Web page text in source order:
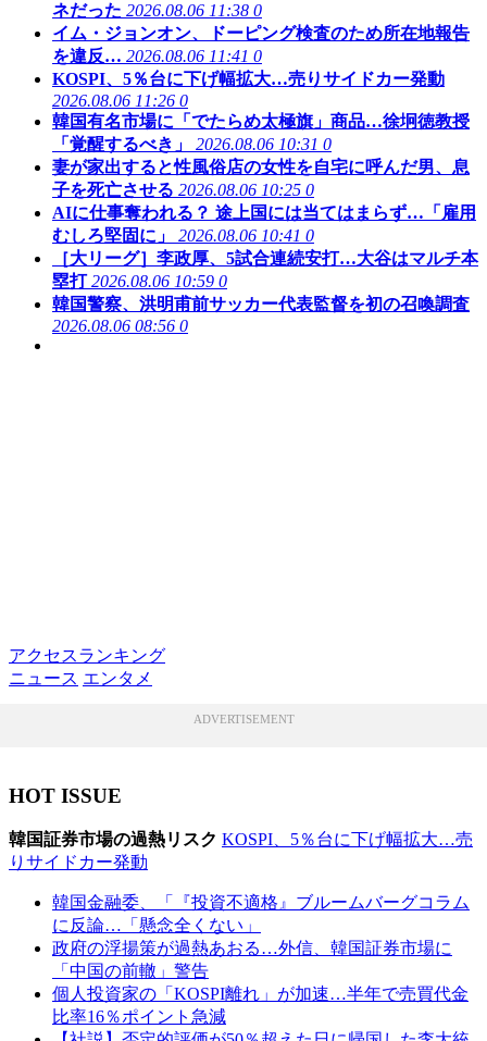
ネだった 2026.08.06 11:38 0
イム・ジョンオン、ドーピング検査のため所在地報告
を違反… 2026.08.06 11:41 0
KOSPI、5％台に下げ幅拡大…売りサイドカー発動
2026.08.06 11:26 0
韓国有名市場に「でたらめ太極旗」商品…徐坰徳教授
「覚醒するべき」
2026.08.06 10:31 0
妻が家出すると性風俗店の女性を自宅に呼んだ男、息
子を死亡させる 2026.08.06 10:25 0
AIに仕事奪われる？ 途上国には当てはまらず…「雇用
むしろ堅固に」
2026.08.06 10:41 0
［大リーグ］李政厚、5試合連続安打…大谷はマルチ本
塁打 2026.08.06 10:59 0
韓国警察、洪明甫前サッカー代表監督を初の召喚調査
2026.08.06 08:56 0
アクセスランキング
ニュース エンタメ
ADVERTISEMENT
HOT ISSUE
韓国証券市場の過熱リスク KOSPI、5％台に下げ幅拡大…売
りサイドカー発動
韓国金融委、「『投資不適格』ブルームバーグコラム
に反論…「懸念全くない」
政府の浮揚策が過熱あおる…外信、韓国証券市場に
「中国の前轍」警告
個人投資家の「KOSPI離れ」が加速…半年で売買代金
比率16％ポイント急減